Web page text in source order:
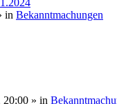
in Bekanntmachungen
20:00 » in